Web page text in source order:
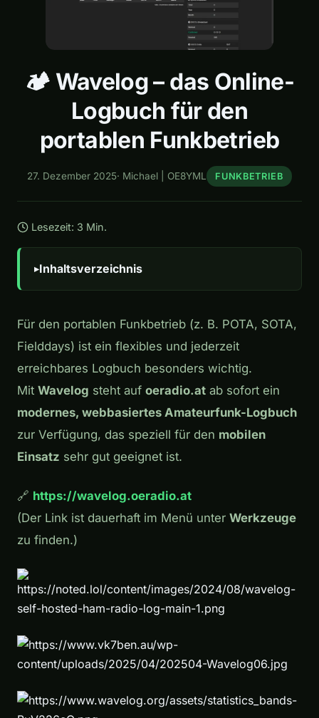
🏕️ Wavelog – das Online-
Logbuch für den
portablen Funkbetrieb
27. Dezember 2025· Michael | OE8YML FUNKBETRIEB
Lesezeit: 3 Min.
Inhaltsverzeichnis
Für den portablen Funkbetrieb (z. B. POTA, SOTA,
Fielddays) ist ein flexibles und jederzeit
erreichbares Logbuch besonders wichtig.
Mit Wavelog steht auf oeradio.at ab sofort ein
modernes, webbasiertes Amateurfunk-Logbuch
zur Verfügung, das speziell für den mobilen
Einsatz sehr gut geeignet ist.
🔗 https://wavelog.oeradio.at
(Der Link ist dauerhaft im Menü unter Werkzeuge
zu finden.)